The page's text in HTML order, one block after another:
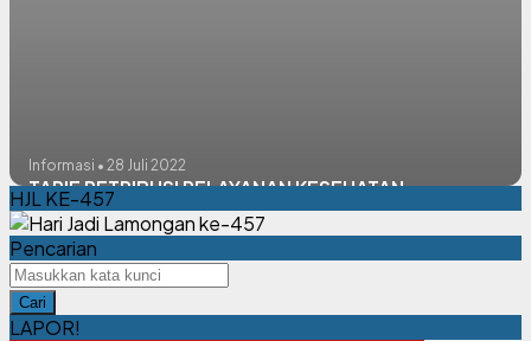
Informasi • 28 Juli 2022
TARIF RETRIBUSI PELAYANAN KESEHATAN
HJL KE-457
Pencarian
Cari
LAPOR!